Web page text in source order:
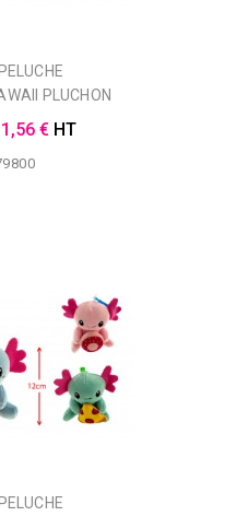
PLUCHON
1,56 € HT